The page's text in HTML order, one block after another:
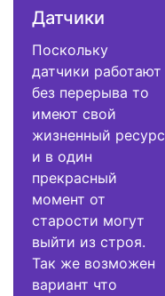
Датчики
Поскольку
датчики работают
без перерыва то
имеют свой
жизненный ресурс
и в один
прекрасный
момент от
старости могут
выйти из строя.
Так же возможен
вариант что